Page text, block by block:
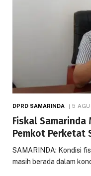
DPRD SAMARINDA 5
Fiskal Samarinda
Pemkot Perketat
SAMARINDA: Kondisi
masih berada dalam